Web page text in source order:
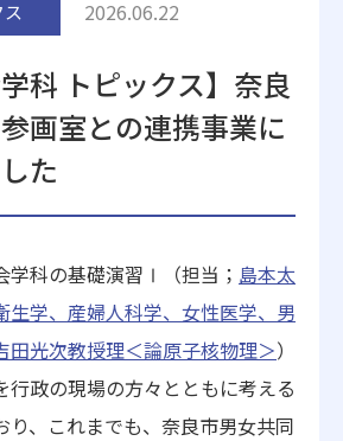
在学生の方へ
一般・企業の方
法人本部
2026.06.22
学科 トピックス】奈良
画室との連携事業に
た
学科の基礎演習Ⅰ（担当； 島本太
生学、産婦人科学、女性医学、男
田光次教授理＜論原子核物理＞）
行政の現場の方々とともに考える
り、これまでも、奈良市男女共同